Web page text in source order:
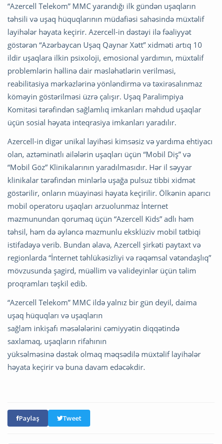
“Azercell Telekom” MMC yarandığı ilk gündən uşaqların
təhsili və uşaq hüquqlarının müdafiəsi sahəsində müxtəlif
layihələr həyata keçirir. Azercell-in dəstəyi ilə fəaliyyət
göstərən “Azərbaycan Uşaq Qaynar Xətt” xidməti artıq 10
ildir uşaqlara ilkin psixoloji, emosional yardımın, müxtəlif
problemlərin həllinə dair məsləhətlərin verilməsi,
reabilitasiya mərkəzlərinə yönləndirmə və təxirəsalınmaz
köməyin göstərilməsi üzrə çalışır. Uşaq Paralimpiya
Komitəsi tərəfindən sağlamlıq imkanları məhdud uşaqlar
üçün sosial həyata inteqrasiya imkanları yaradılır.
Azercell-in digər unikal layihəsi kimsəsiz və yardıma ehtiyacı
olan, aztəminatlı ailələrin uşaqları üçün “Mobil Diş” və
“Mobil Göz” Klinikalarının yaradılmasıdır. Hər il səyyar
klinikalar tərəfindən minlərlə uşağa pulsuz tibbi xidmət
göstərilir, onların müayinəsi həyata keçirilir. Ölkənin aparıcı
mobil operatoru uşaqları arzuolunmaz İnternet
məzmunundan qorumaq üçün “Azercell Kids” adlı həm
təhsil, həm də əyləncə məzmunlu eksklüziv mobil tətbiqi
istifadəyə verib. Bundan əlavə, Azercell şirkəti paytaxt və
regionlarda “İnternet təhlükəsizliyi və rəqəmsal vətəndaşlıq”
mövzusunda şagird, müəllim və valideyinlər üçün təlim
proqramları təşkil edib.
“Azercell Telekom” MMC ildə yalnız bir gün deyil, daima
uşaq hüquqları və uşaqların
sağlam inkişafı məsələlərini cəmiyyətin diqqətində
saxlamaq, uşaqların rifahının
yüksəlməsinə dəstək olmaq məqsədilə müxtəlif layihələr
həyata keçirir və buna davam edəcəkdir.
Paylaş Tweet